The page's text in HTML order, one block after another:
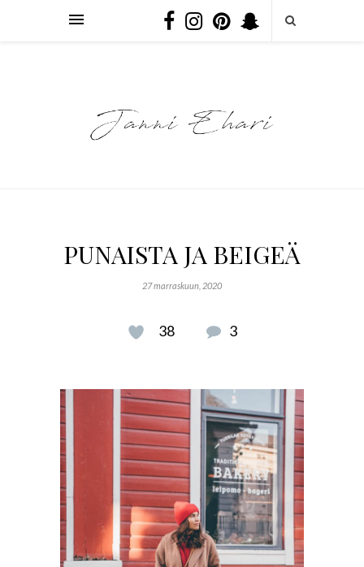
PUNAISTA JA BEIGEÄ
27 marraskuun, 2020
38 3